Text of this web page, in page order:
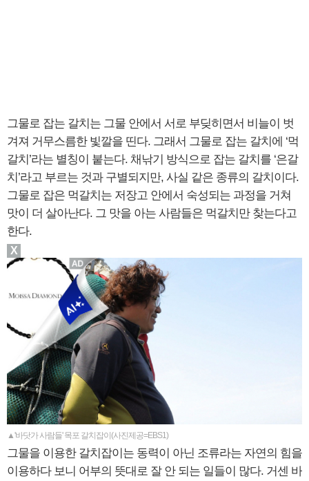
그물로 잡는 갈치는 그물 안에서 서로 부딪히면서 비늘이 벗
겨져 거무스름한 빛깔을 띤다. 그래서 그물로 잡는 갈치에 ‘먹
갈치’라는 별칭이 붙는다. 채낚기 방식으로 잡는 갈치를 ‘은갈
치’라고 부르는 것과 구별되지만, 사실 같은 종류의 갈치이다.
그물로 잡은 먹갈치는 저장고 안에서 숙성되는 과정을 거쳐
맛이 더 살아난다. 그 맛을 아는 사람들은 먹갈치만 찾는다고
한다.
▲'바닷가 사람들' 목포 갈치잡이(사진제공=EBS1)
그물을 이용한 갈치잡이는 동력이 아닌 조류라는 자연의 힘을
이용하다 보니 어부의 뜻대로 잘 안 되는 일들이 많다. 거센 바
X